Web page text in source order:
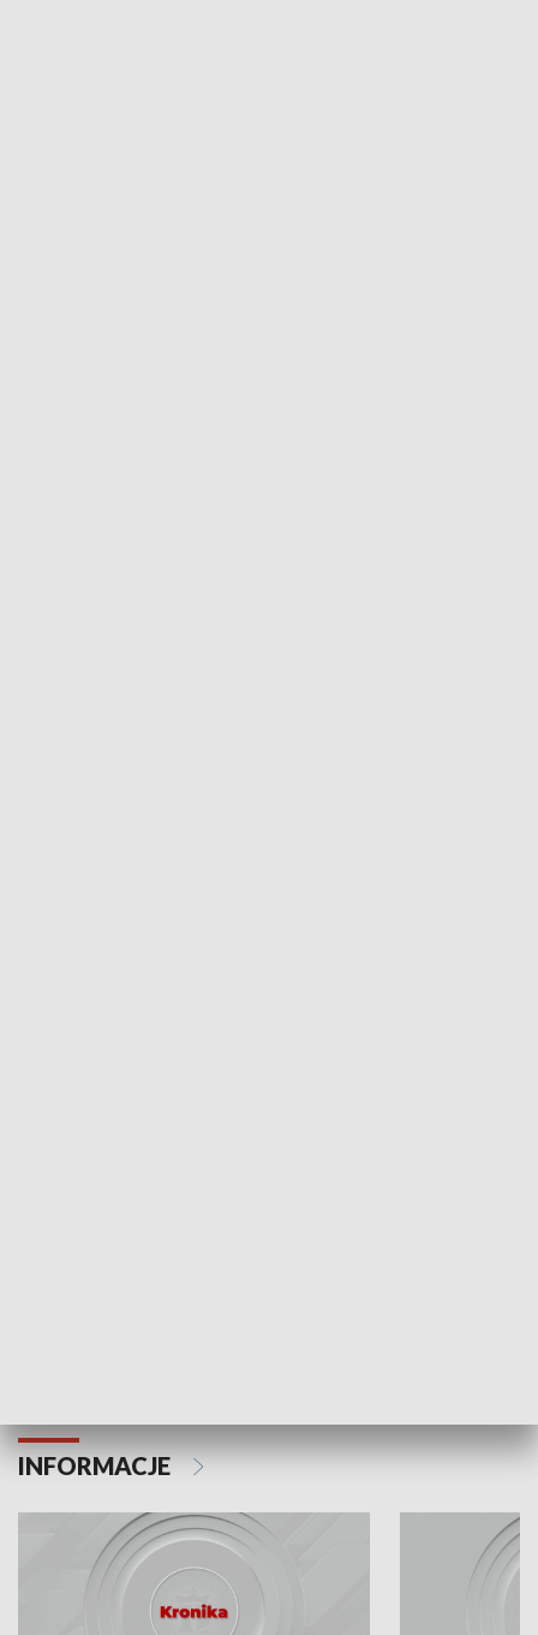
INFORMACJE